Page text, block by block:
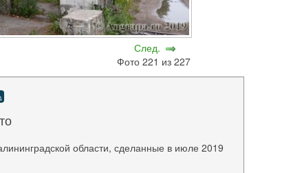
След.
Фото 221 из 227
области, сделанные в июле 2019